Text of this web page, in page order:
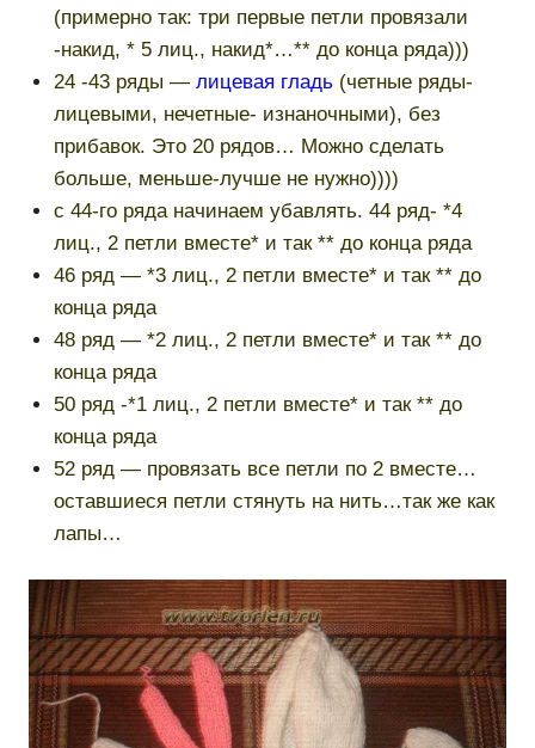
(примерно так: три первые петли провязали
-накид, * 5 лиц., накид*…** до конца ряда)))
24 -43 ряды —лицевая гладь (четные ряды-
лицевыми, нечетные- изнаночными), без
прибавок. Это 20 рядов… Можно сделать
больше, меньше-лучше не нужно))))
с 44-го ряда начинаем убавлять. 44 ряд- *4
лиц., 2 петли вместе* и так ** до конца ряда
46 ряд — *3 лиц., 2 петли вместе* и так ** до
конца ряда
48 ряд — *2 лиц., 2 петли вместе* и так ** до
конца ряда
50 ряд -*1 лиц., 2 петли вместе* и так ** до
конца ряда
52 ряд — провязать все петли по 2 вместе…
оставшиеся петли стянуть на нить…так же как
лапы…